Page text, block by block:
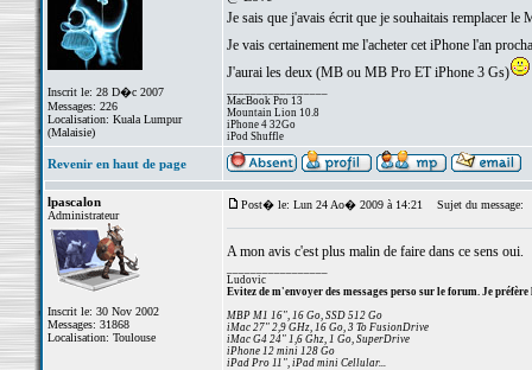
Inscrit le: 28 D�c 2007
Messages: 226
Localisation: Kuala Lumpur
(Malaisie)
Je sais que j'avais écrit que je souhaitais remplacer
Je vais certainement me l'acheter cet iPhone l'an
J'aurai les deux (MB ou MB Pro ET iPhone 3 Gs)
MacBook Pro 13
Mountain Lion 10.8
iPhone 4 32Go
iPod Shuffle
Revenir en haut de page
lpascalon
Administrateur
Inscrit le: 30 Nov 2002
Messages: 31868
Localisation: Toulouse
Post� le: Lun 24 Ao� 2009 à 14:21 Sujet du message:
A mon avis c'est plus malin de faire dans ce sens oui.
Ludovic
Evitez de m'envoyer des messages perso sur le forum. Je préfère
MBP M1 16", 16 Go, SSD 512 Go
iMac 27" 2,9 GHz, 16 Go, 3 To FusionDrive
iMac G4 24" 1,6 Ghz, 1 Go, SuperDrive
iPhone 12 mini 128 Go
iPad Pro 11", iPad mini Cellular...